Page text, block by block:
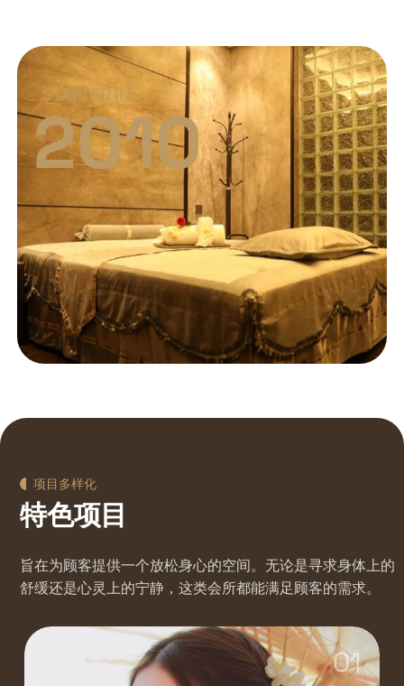
STARTED IN
2010
项目多样化
特色项目
旨在为顾客提供一个放松身心的空间。无论是寻求身体上的
舒缓还是心灵上的宁静，这类会所都能满足顾客的需求。
01